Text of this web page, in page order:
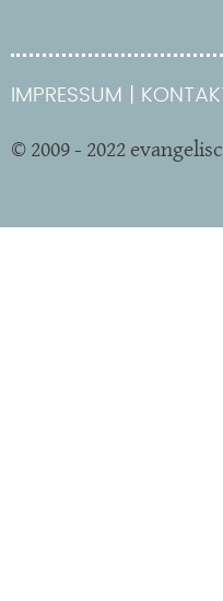
IMPRESSUM KONTAKT
© 2009 - 2022